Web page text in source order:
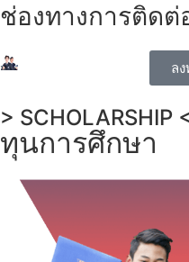
ช่องทางการติดต่
ล
> SCHOLARSHIP
ทุนการศึกษา